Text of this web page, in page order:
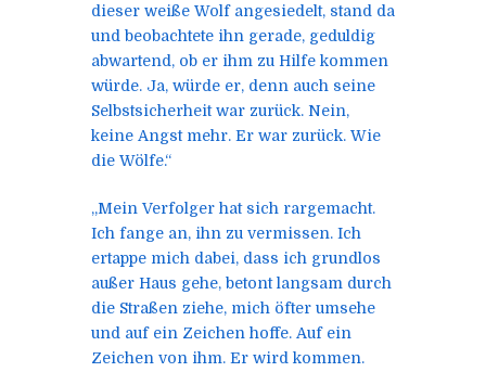
dieser weiße Wolf angesiedelt, stand da
und beobachtete ihn gerade, geduldig
abwartend, ob er ihm zu Hilfe kommen
würde. Ja, würde er, denn auch seine
Selbstsicherheit war zurück. Nein,
keine Angst mehr. Er war zurück. Wie
die Wölfe.“
„Mein Verfolger hat sich rargemacht.
Ich fange an, ihn zu vermissen. Ich
ertappe mich dabei, dass ich grundlos
außer Haus gehe, betont langsam durch
die Straßen ziehe, mich öfter umsehe
und auf ein Zeichen hoffe. Auf ein
Zeichen von ihm. Er wird kommen.